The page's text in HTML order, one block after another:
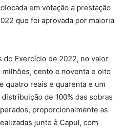
em votação a prestação
que foi aprovada por maioria
do Exercício de 2022, no valor
milhões, cento e noventa e oito
quatro reais e quarenta e um
de 100% das sobras
proporcionalmente as
junto à Capul, com